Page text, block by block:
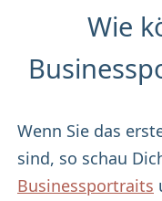
Wie
Wenn Sie das
sind, so schau
Businessportraits